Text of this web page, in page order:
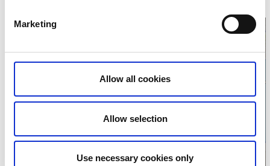
Marketing
Allow all cookies
Allow selection
Use necessary cookies only
Klicka för att visa
karta